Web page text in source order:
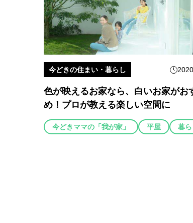
今どきの住まい・暮らし
色が映えるお家なら、白いお家がお
め！プロが教える楽しい空間に
今どきママの「我が家」 平屋 暮ら